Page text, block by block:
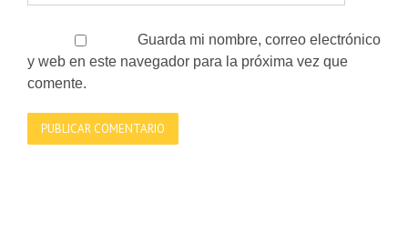
Guarda mi nombre, correo electrónico
y web en este navegador para la próxima vez que
comente.